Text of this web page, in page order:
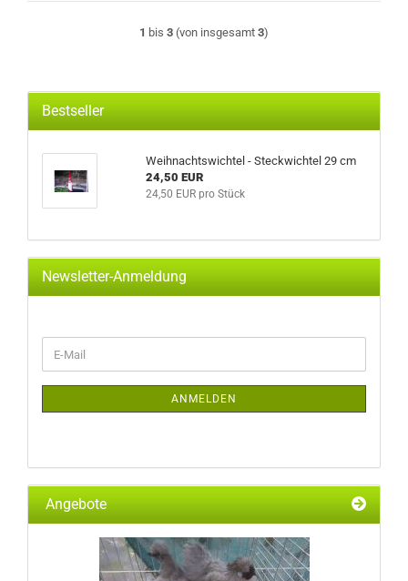
1 bis 3 (von insgesamt 3)
Bestseller
Weihnachtswichtel - Steckwichtel 29 cm
24,50 EUR
24,50 EUR pro Stück
Newsletter-Anmeldung
ZUR
E-
Mail
ANMELDEN
Angebote